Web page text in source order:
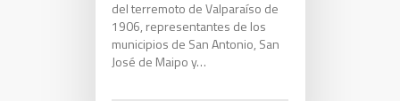
del terremoto de Valparaíso de
1906, representantes de los
municipios de San Antonio, San
José de Maipo y…